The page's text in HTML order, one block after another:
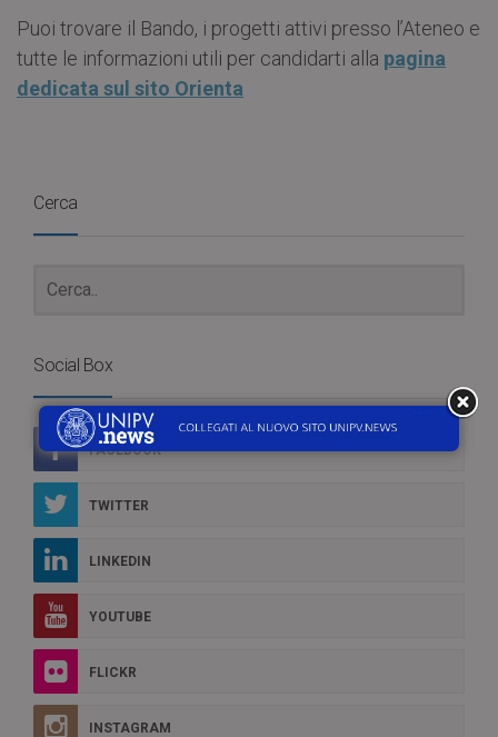
Puoi trovare il Bando, i progetti attivi presso l’Ateneo e
tutte le informazioni utili per candidarti alla pagina
dedicata sul sito Orienta
Cerca
Social Box
FACEBOOK
TWITTER
LINKEDIN
YOUTUBE
FLICKR
INSTAGRAM